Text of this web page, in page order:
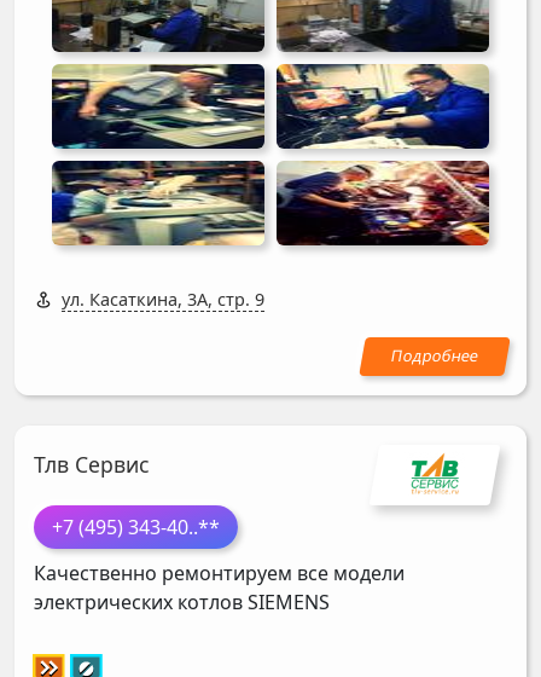
ул. Касаткина, 3А, стр. 9
Тлв Сервис
+7 (495) 343-40..**
Качественно ремонтируем все модели
электрических котловSIEMENS